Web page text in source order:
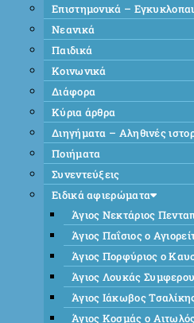
Επιστημονικά –
Νεανικά
Παιδικά
Κοινωνικά
Διάφορα
Κύρια άρθρα
Διηγήματα – Αληθινές
Ποιήματα
Συνεντεύξεις
Ειδικά αφιερώματα
Άγιος Νεκτάριος
Άγιος Παΐσιος ο
Άγιος Πορφύριος ο
Άγιος Λουκάς
Άγιος Ιάκωβος
Άγιος Κοσμάς ο